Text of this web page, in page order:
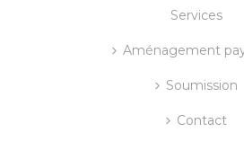
Services
Aménagement
Soumission
Contact